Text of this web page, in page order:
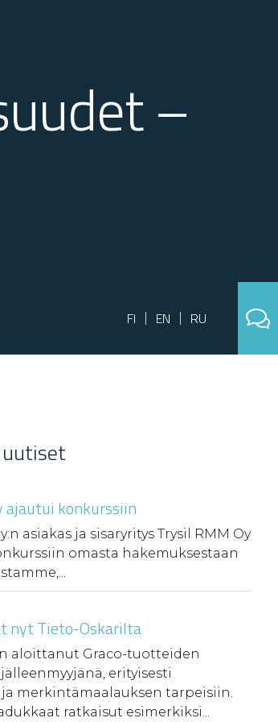
–
FI EN RU
ajautui konkurssiin
asiakas ja sisaryritys Trysil RMM Oy
omasta hakemuksestaan
nyt Tieto-Oskarilta
aloittanut Graco-tuotteiden
erityisesti
merkintämaalauksen tarpeisiin.
ratkaisut esimerkiksi...